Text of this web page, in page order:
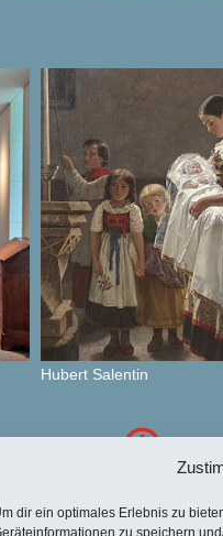
dir ein optimales Erlebnis zu
zu speichern
Hubert Salen­tin
und Sonn­tag von